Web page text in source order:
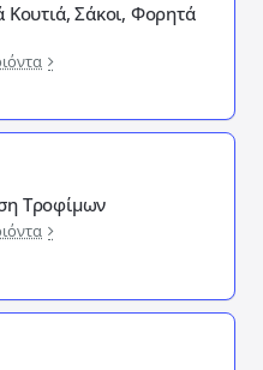
Κουτιά, Σάκοι, Φορητά
Τροφίμων